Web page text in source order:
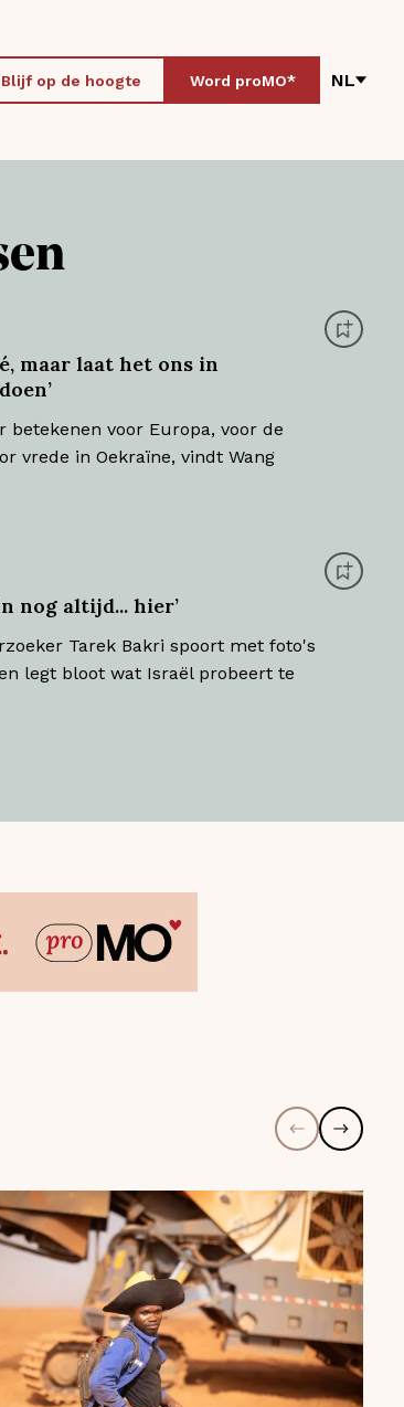
Blijf op de hoogte Word proMO* NL
maar laat het ons in
betekenen voor Europa, voor de
vrede in Oekraïne, vindt Wang
nog altijd... hier’
Tarek Bakri spoort met foto's
legt bloot wat Israël probeert te